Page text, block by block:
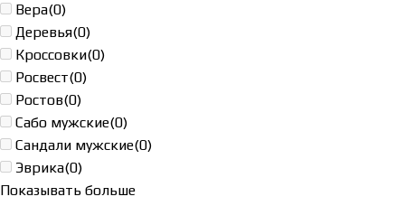
Вера(0)
Деревья(0)
Кроссовки(0)
Росвест(0)
Ростов(0)
Сабо мужские(0)
Сандали мужские(0)
Эврика(0)
Показывать больше